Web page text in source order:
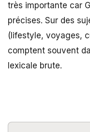
très importante car
précises. Sur des
(lifestyle, voyages,
comptent souvent
lexicale brute.